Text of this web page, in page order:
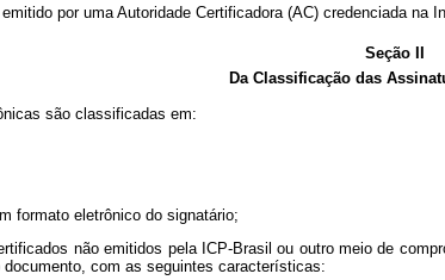
por uma Autoridade Certificadora (AC) credenciada
Seção II
Da Classificação das
são classificadas em:
formato eletrônico do signatário;
não emitidos pela ICP-Brasil ou outro meio de
com as seguintes características: